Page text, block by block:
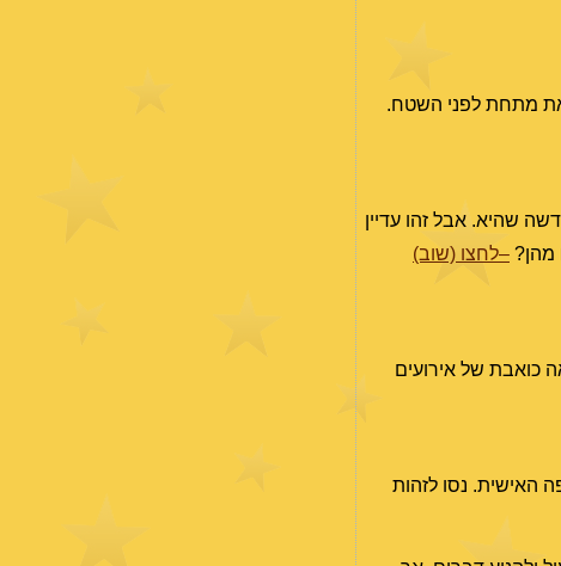
מתחת לפני השטח.
שהיא. אבל זהו עדיין
מהן? –לחצו (שוב)
גם הירח מצטרף מכיוון אחר ל"חגיגה", ומפעיל בנוסף גם את ההיבט של ה-24.11. תוצאה כואבת של אירועים
האישית. נסו לזהות